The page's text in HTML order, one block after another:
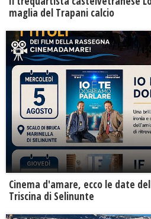
maglia del Trapani calcio
Cinema d'amare, ecco le date
Triscina di Selinunte